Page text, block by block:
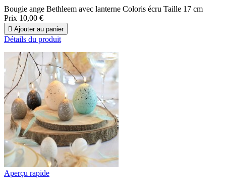
Bougie ange Bethleem avec lanterne Coloris écru Taille 17 cm
Prix 10,00 €
 Ajouter au panier
Détails du produit
Aperçu rapide